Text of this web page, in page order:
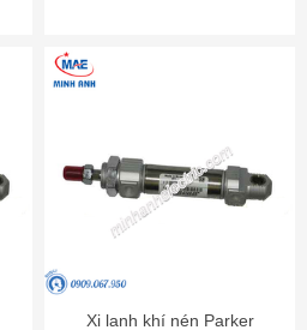
Xi lanh khí nén Parker